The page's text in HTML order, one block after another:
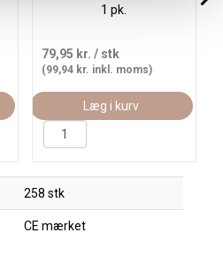
1 pk.
79,95 kr. / stk
(99,94 kr. inkl. moms)
Læg i kurv
258 stk
CE mærket